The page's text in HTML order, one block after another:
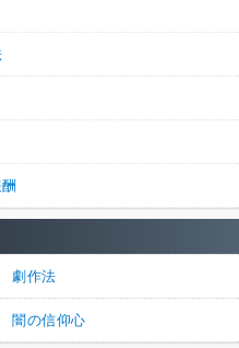
のしかいないんだけど
修理45%加速」とか欲しいな。
し、激アツバトルになるやん。
29% 71%
劇作法
闇の信仰心